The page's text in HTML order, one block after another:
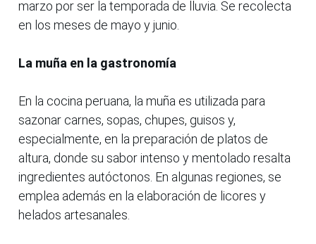
marzo por ser la temporada de lluvia. Se recolecta
en los meses de mayo y junio.
La muña en la gastronomía
En la cocina peruana, la muña es utilizada para
sazonar carnes, sopas, chupes, guisos y,
especialmente, en la preparación de platos de
altura, donde su sabor intenso y mentolado resalta
ingredientes autóctonos. En algunas regiones, se
emplea además en la elaboración de licores y
helados artesanales.